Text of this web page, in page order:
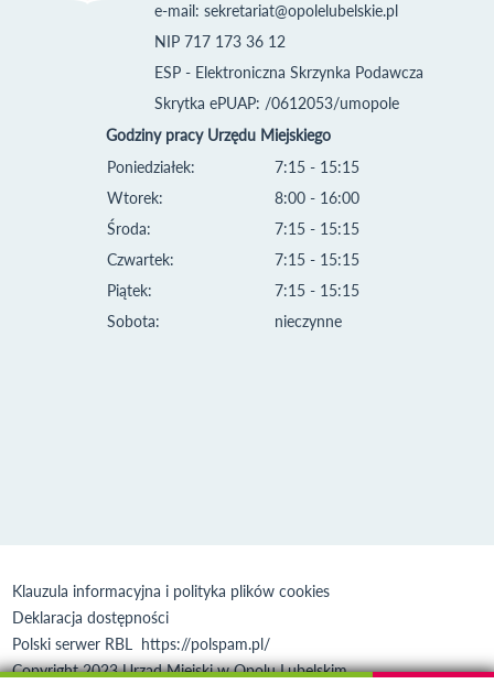
e-mail: sekretariat@opolelubelskie.pl
NIP 717 173 36 12
ESP - Elektroniczna Skrzynka Podawcza
Skrytka ePUAP: /0612053/umopole
Godziny pracy Urzędu Miejskiego
Poniedziałek:
Wtorek:
Środa:
Czwartek:
Piątek:
Sobota:
7:15 - 15:15
8:00 - 16:00
7:15 - 15:15
7:15 - 15:15
7:15 - 15:15
nieczynne
Klauzula informacyjna i polityka plików cookies
Deklaracja dostępności
Polski serwer RBL https://polspam.pl/
Copyright 2023 Urząd Miejski w Opolu Lubelskim